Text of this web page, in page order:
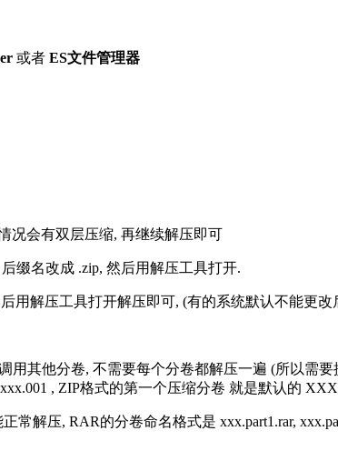
或者 ES文件管理器
况会有双层压缩, 再继续解压即可
缀名改成 .zip, 然后用解压工具打开.
用解压工具打开解压即可, (有的系统默认不能更
其他分卷, 不需要每个分卷都解压一遍 (所以需
, ZIP格式的第一个压缩分卷 就是默认的
解压, RAR的分卷命名格式是 xxx.part1.rar,